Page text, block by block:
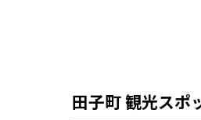
田子町 観光スポ